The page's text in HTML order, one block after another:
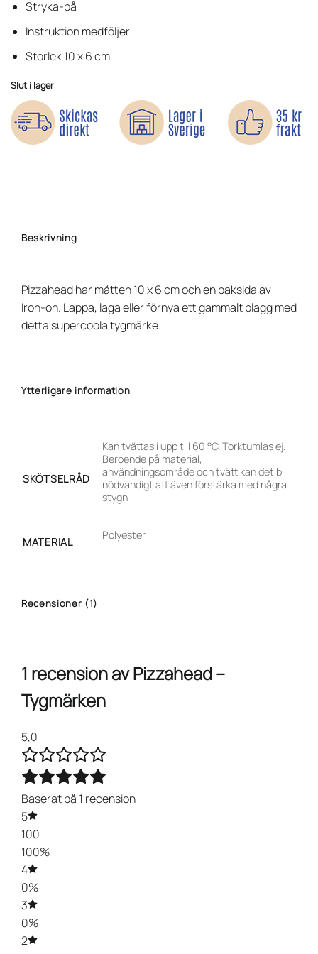
kundrecension
Stryka-på
Instruktion medföljer
Storlek 10 x 6 cm
Slut i lager
Beskrivning
Pizzahead har måtten 10 x 6 cm och en baksida av
Iron-on. Lappa, laga eller förnya ett gammalt plagg med
detta supercoola tygmärke.
Ytterligare information
SKÖTSELRÅD
Kan tvättas i upp till 60 °C. Torktumlas ej.
Beroende på material,
användningsområde och tvätt kan det bli
nödvändigt att även förstärka med några
stygn
MATERIAL
Polyester
Recensioner (1)
1 recension avPizzahead –
Tygmärken
5,0
Baserat på 1 recension
5
100
100%
4
0%
3
0%
2